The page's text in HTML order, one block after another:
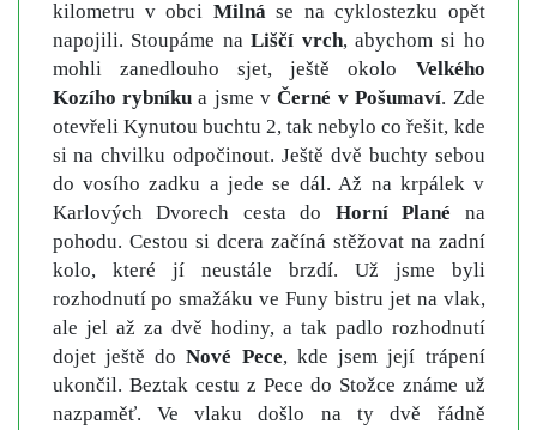
kilometru v obci Milnáse na cyklostezku opět
napojili. Stoupáme naLiščí vrch, abychom si ho
mohli zanedlouho sjet, ještě okolo Velkého
Kozího rybníkua jsme vČerné v Pošumaví. Zde
otevřeli Kynutou buchtu 2, tak nebylo co řešit, kde
si na chvilku odpočinout. Ještě dvě buchty sebou
do vosího zadku a jede se dál. Až na krpálek v
Karlových Dvorech cesta do Horní Plané na
pohodu. Cestou si dcera začíná stěžovat na zadní
kolo, které jí neustále brzdí. Už jsme byli
rozhodnutí po smažáku ve Funy bistru jet na vlak,
ale jel až za dvě hodiny, a tak padlo rozhodnutí
dojet ještě doNové Pece, kde jsem její trápení
ukončil. Beztak cestu z Pece do Stožce známe už
nazpaměť. Ve vlaku došlo na ty dvě řádně